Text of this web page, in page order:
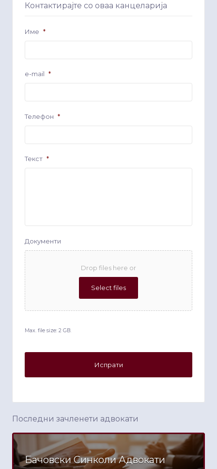
Контактирајте со оваа канцеларија
Име *
e-mail *
Телефон *
Текст *
Документи
Drop files here or
Select files
Max. file size: 2 GB.
Последни зачленети адвокати
Бачовски Синколи Адвокати